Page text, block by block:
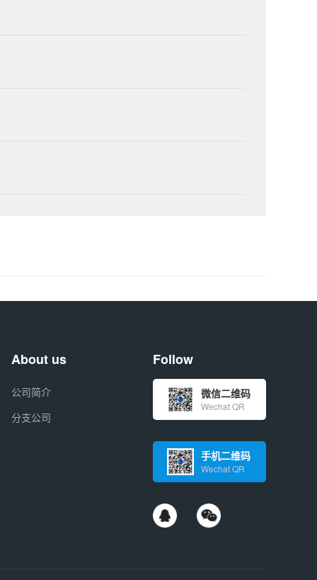
About us
公司简介
分支公司
Follow
微信二维码
Wechat QR
手机二维码
Wechat QR